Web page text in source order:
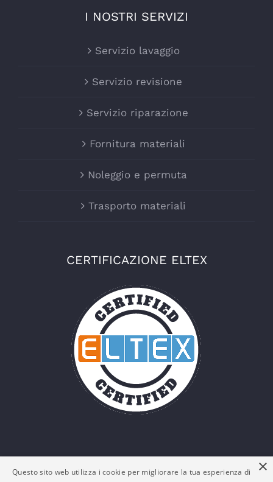
I NOSTRI SERVIZI
Servizio lavaggio
Servizio revisione
Servizio riparazione
Fornitura materiali
Noleggio e permuta
Trasporto materiali
CERTIFICAZIONE ELTEX
×
Questo sito web utilizza i cookie per migliorare la tua esperienza di